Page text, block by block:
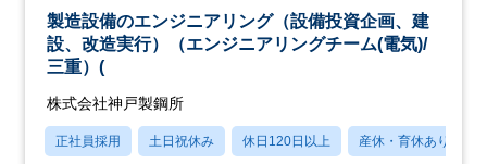
製造設備のエンジニアリング（設備投資企画、建
設、改造実行）（エンジニアリングチーム(電気)/
三重）(
株式会社神戸製鋼所
正社員採用 土日祝休み 休日120日以上 産休・育休あり